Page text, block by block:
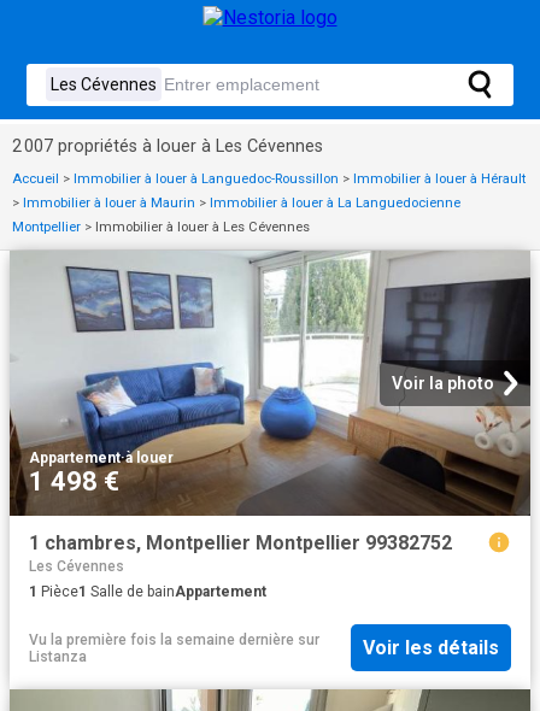
2 007 propriétés à louer à Les Cévennes
Accueil > Immobilier à louer à Languedoc-Roussillon > Immobilier à louer à Hérault
> Immobilier à louer à Maurin > Immobilier à louer à La Languedocienne
Montpellier > Immobilier à louer à Les Cévennes
Voir la photo
Appartement·à louer
1 498 €
1 chambres, Montpellier Montpellier 99382752
Les Cévennes
1 Pièce1 Salle de bainAppartement
Vu la première fois la semaine dernière sur
Listanza
Voir les détails